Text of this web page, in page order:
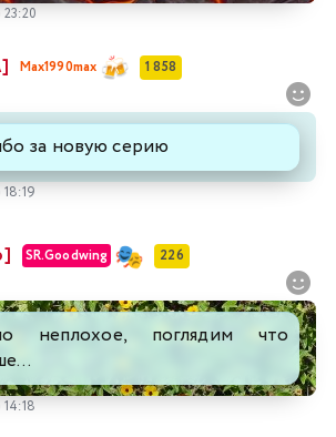
Max1990max 1 858
за новую серию
SR.Goodwing 226
неплохое, поглядим что